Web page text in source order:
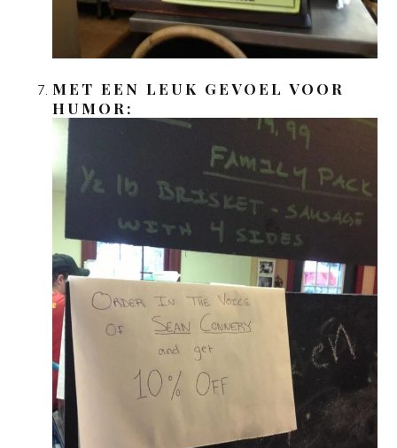
MET EEN LEUK GEVOEL VOOR
HUMOR: